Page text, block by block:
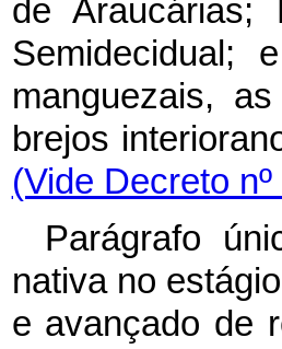
de Araucárias;
Semidecidual;
manguezais,
brejos
(Vide Decreto
Parágrafo
nativa no
e avançado de